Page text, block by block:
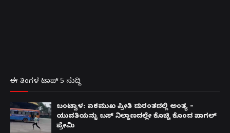
ಈ ತಿಂಗಳ ಟಾಪ್ 5 ಸುದ್ದಿ
ಬಂಟ್ವಾಳ: ಏಕಮುಖ ಪ್ರೀತಿ ದುರಂತದಲ್ಲಿ ಅಂತ್ಯ –
ಯುವತಿಯನ್ನು ಬಸ್ ನಿಲ್ದಾಣದಲ್ಲೇ ಕೊಚ್ಚಿ ಕೊಂದ ಪಾಗಲ್
ಪ್ರೇಮಿ